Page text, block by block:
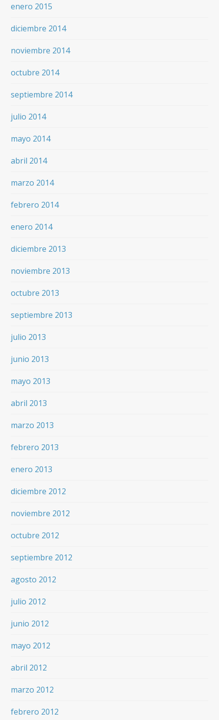
enero 2015
diciembre 2014
noviembre 2014
octubre 2014
septiembre 2014
julio 2014
mayo 2014
abril 2014
marzo 2014
febrero 2014
enero 2014
diciembre 2013
noviembre 2013
octubre 2013
septiembre 2013
julio 2013
junio 2013
mayo 2013
abril 2013
marzo 2013
febrero 2013
enero 2013
diciembre 2012
noviembre 2012
octubre 2012
septiembre 2012
agosto 2012
julio 2012
junio 2012
mayo 2012
abril 2012
marzo 2012
febrero 2012